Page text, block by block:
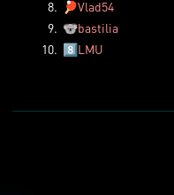
8.
🏓Vlad54
9. 🐨bastilia
10. 8️⃣LMU